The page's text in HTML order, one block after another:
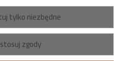
tylko niezbędne
zgody